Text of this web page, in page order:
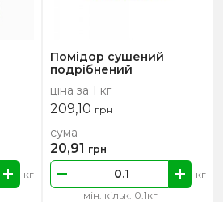
кг
Помідор сушений
подрібнений
ціна за 1 кг
209,10 грн
мін. кільк. 0.1кг
кг
сума
20,91 грн